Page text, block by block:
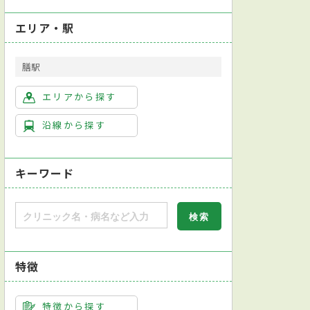
エリア・駅
膳駅
エリアから探す
沿線から探す
キーワード
特徴
特徴から探す